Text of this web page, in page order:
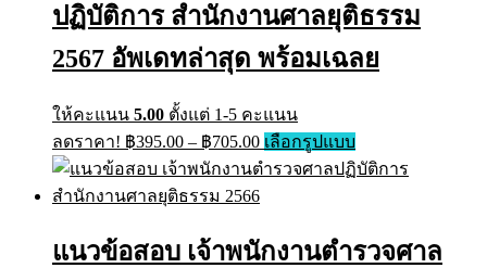
be
chosen
on
the
ปฏิบัติการ สำนักงานศาลยุติธรรม
2567 อัพเดทล่าสุด พร้อมเฉลย
ให้คะแนน 5.00 ตั้งแต่ 1-5 คะแนน
ลดราคา! ฿395.00 – ฿705.00Price
range:
฿395.00
through
เลือกรูปแบบThis
product
has
options
แนวข้อสอบ เจ้าพนักงานตำรวจศาล